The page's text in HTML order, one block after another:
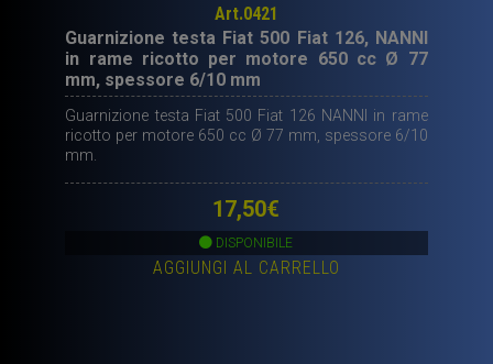
Art.0421
Guarnizione testa Fiat 500 Fiat 126, NANNI
in rame ricotto per motore 650 cc Ø 77
mm, spessore 6/10 mm
Guarnizione testa Fiat 500 Fiat 126 NANNI in rame
ricotto per motore 650 cc Ø 77 mm, spessore 6/10
mm.
17,50€
DISPONIBILE
AGGIUNGI AL CARRELLO